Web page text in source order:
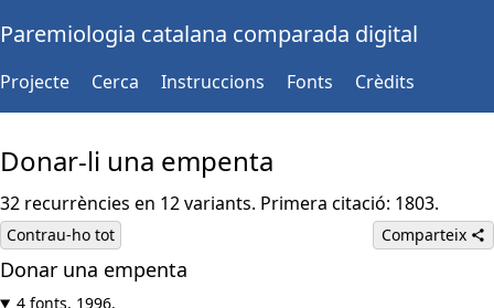
Paremiologia catalana comparada digital
Projecte Cerca Instruccions Fonts Crèdits
Donar-li una empenta
32 recurrències en 12 variants. Primera citació: 1803.
Contrau-ho tot Comparteix
Donar una empenta
4 fonts, 1996.